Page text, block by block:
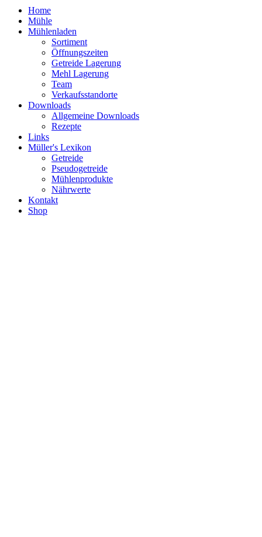
Home
Mühle
Mühlenladen
Sortiment
Öffnungszeiten
Getreide Lagerung
Mehl Lagerung
Team
Verkaufsstandorte
Downloads
Allgemeine Downloads
Rezepte
Links
Müller's Lexikon
Getreide
Pseudogetreide
Mühlenprodukte
Nährwerte
Kontakt
Shop